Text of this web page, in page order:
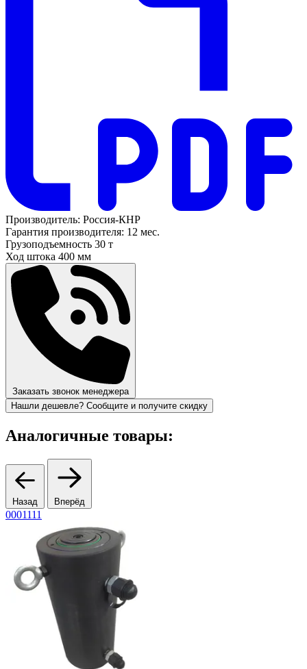
Производитель: Россия-КНР
Гарантия производителя: 12 мес.
Грузоподъемность 30 т
Ход штока 400 мм
Заказать звонок менеджера
Нашли дешевле? Сообщите и получите скидку
Аналогичные товары:
Назад Вперёд
0001111